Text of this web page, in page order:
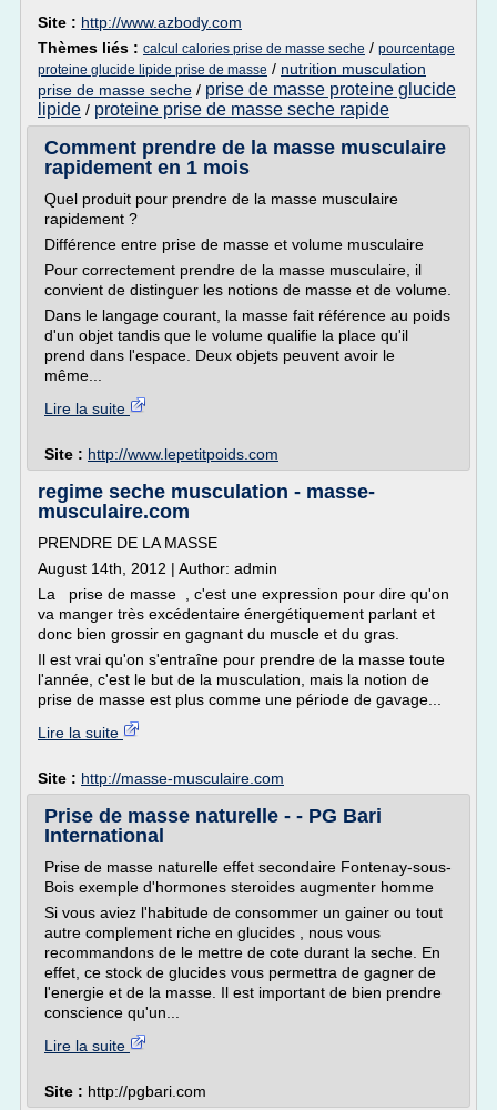
Site : http://www.azbody.com
Thèmes liés : calcul calories prise de masse seche / pourcentage
proteine glucide lipide prise de masse / nutrition musculation
prise de masse seche / prise de masse proteine glucide
lipide / proteine prise de masse seche rapide
Comment prendre de la masse musculaire
rapidement en 1 mois
Quel produit pour prendre de la masse musculaire
rapidement ?
Différence entre prise de masse et volume musculaire
Pour correctement prendre de la masse musculaire, il
convient de distinguer les notions de masse et de volume.
Dans le langage courant, la masse fait référence au poids
d'un objet tandis que le volume qualifie la place qu'il
prend dans l'espace. Deux objets peuvent avoir le
même...
Lire la suite
Site : http://www.lepetitpoids.com
regime seche musculation - masse-
musculaire.com
PRENDRE DE LA MASSE
August 14th, 2012 | Author: admin
La prise de masse , c'est une expression pour dire qu'on
va manger très excédentaire énergétiquement parlant et
donc bien grossir en gagnant du muscle et du gras.
Il est vrai qu'on s'entraîne pour prendre de la masse toute
l'année, c'est le but de la musculation, mais la notion de
prise de masse est plus comme une période de gavage...
Lire la suite
Site : http://masse-musculaire.com
Prise de masse naturelle - - PG Bari
International
Prise de masse naturelle effet secondaire Fontenay-sous-
Bois exemple d'hormones steroides augmenter homme
Si vous aviez l'habitude de consommer un gainer ou tout
autre complement riche en glucides , nous vous
recommandons de le mettre de cote durant la seche. En
effet, ce stock de glucides vous permettra de gagner de
l'energie et de la masse. Il est important de bien prendre
conscience qu'un...
Lire la suite
Site : http://pgbari.com